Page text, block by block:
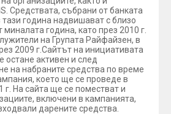
Средствата, събрани от банката
тази година надвишават с близо
миналата година, като през 2010 г.
на Групата Райфайзен, в
2009 г.Сайтът на инициативата
остане активен и след
на набраните средства по време
което ще се проведе в
г. На сайта ще се поместват и
включени в кампанията,
дарените средства.